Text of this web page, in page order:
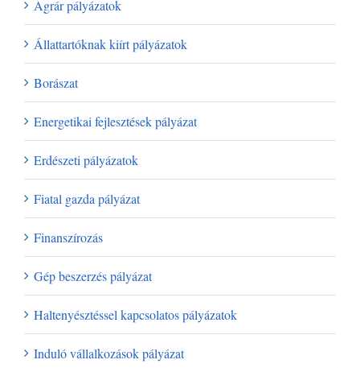
Agrár pályázatok
Állattartóknak kiírt pályázatok
Borászat
Energetikai fejlesztések pályázat
Erdészeti pályázatok
Fiatal gazda pályázat
Finanszírozás
Gép beszerzés pályázat
Haltenyésztéssel kapcsolatos pályázatok
Induló vállalkozások pályázat